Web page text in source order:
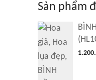
Sản phẩm